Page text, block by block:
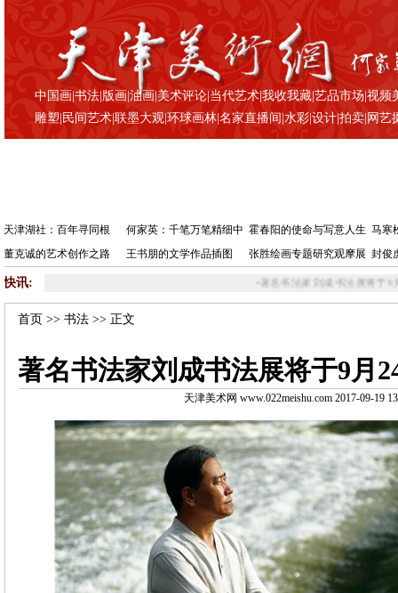
中国画 |书法 版画 |油画 |美术评论 当代艺术 |我收我藏 |艺品市场 |视频
雕塑 民间艺术 |联墨大观 |环球画林 |名家直播间 |水彩 |设计 |拍卖 网艺
天津湖社：百年寻同根 何家英：千笔万笔精细中 霍春阳的使命与写意人生 马寒
董克诚的艺术创作之路
王书朋的文学作品插图 张胜绘画专题研究观摩展 封俊
快讯: 著名书法家刘成书法展将于9月24日开幕 •稀
首页 >>书法 >> 正文
著名书法家刘成书法展将于9月
天津美术网 www.022meishu.com 2017-09-19